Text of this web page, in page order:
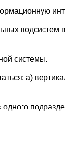
подсистем
системы.
а)